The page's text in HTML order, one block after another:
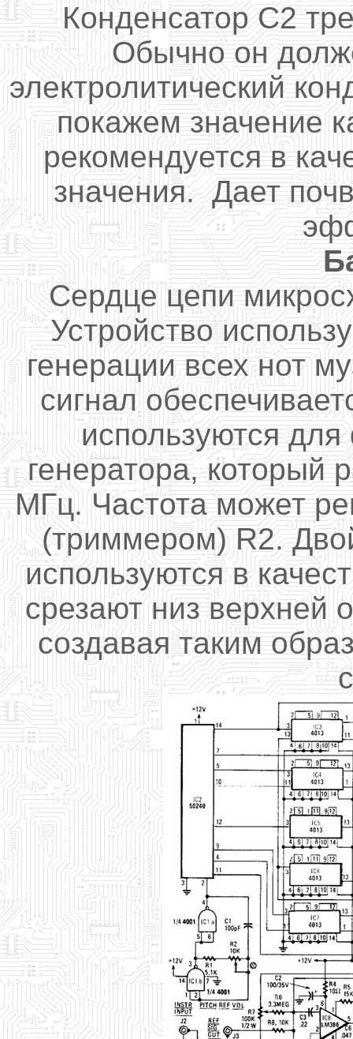
Конденсатор С2
Обычно он
электролитический
покажем значение
рекомендуется в
значения. Дает
Сердце цепи
Устройство
генерации всех нот
сигнал
используются
генератора, который
МГц. Частота может
(триммером) R2.
используются в
срезают низ верхней
создавая таким